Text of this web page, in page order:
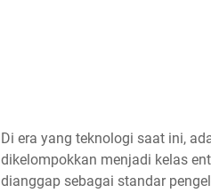
Di era yang teknologi saat ini,
dikelompokkan menjadi kelas
dianggap sebagai standar